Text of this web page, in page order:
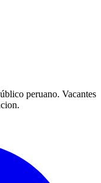
peruano. Vacantes